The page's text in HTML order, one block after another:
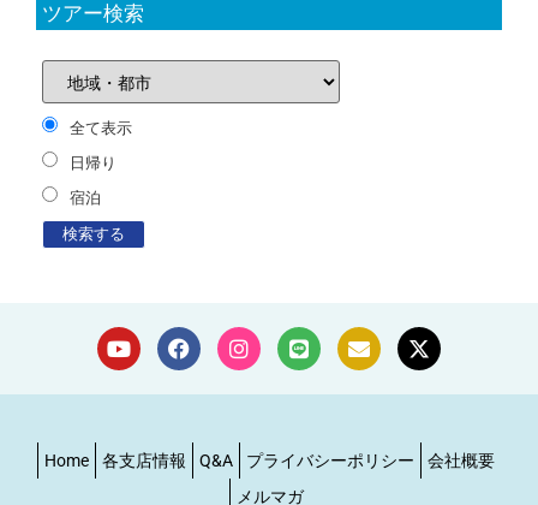
ツアー検索
全て表示
日帰り
宿泊
Home 各支店情報 Q&A プライバシーポリシー
会社概要
メルマガ